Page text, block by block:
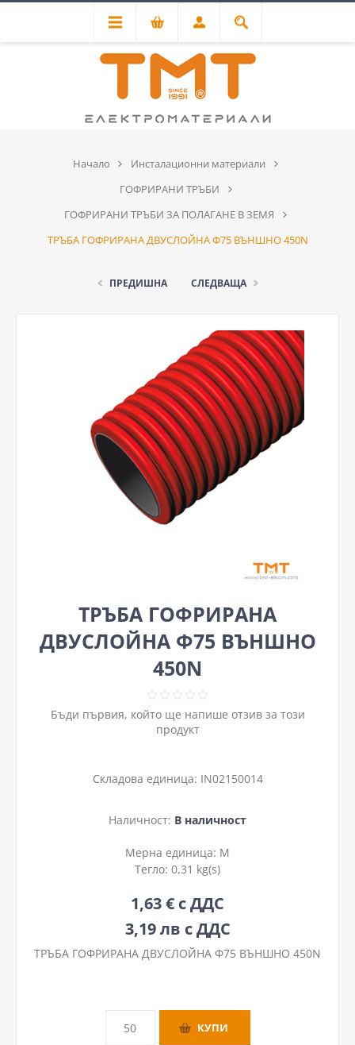
Начало
Инсталационни материали
ГОФРИРАНИ ТРЪБИ
ГОФРИРАНИ ТРЪБИ ЗА ПОЛАГАНЕ В ЗЕМЯ
ТРЪБА ГОФРИРАНА ДВУСЛОЙНА Ф75 ВЪНШНО 450N
ПРЕДИШНА СЛЕДВАЩА
ТРЪБА ГОФРИРАНА
ДВУСЛОЙНА Ф75 ВЪНШНО
450N
Бъди първия, който ще напише отзив за този
продукт
Складова единица: IN02150014
Наличност: В наличност
Мерна единица: М
Тегло: 0,31 kg(s)
1,63 € с ДДС
3,19 лв с ДДС
ТРЪБА ГОФРИРАНА ДВУСЛОЙНА Ф75 ВЪНШНО 450N